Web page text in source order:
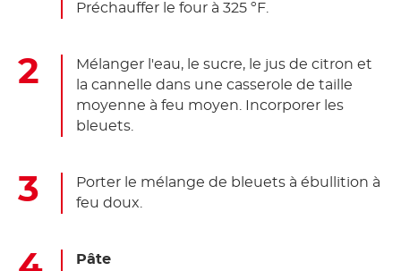
Préchauffer le four à 325 ºF.
Mélanger l'eau, le sucre, le jus de citron et
la cannelle dans une casserole de taille
moyenne à feu moyen. Incorporer les
bleuets.
Porter le mélange de bleuets à ébullition à
feu doux.
Pâte